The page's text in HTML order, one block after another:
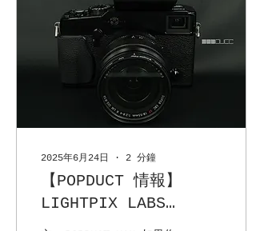
2025年6月24日 ∙ 2 分鐘
【POPDUCT 情報】
LIGHTPIX LABS
FLASHQ FM2 復古遙控